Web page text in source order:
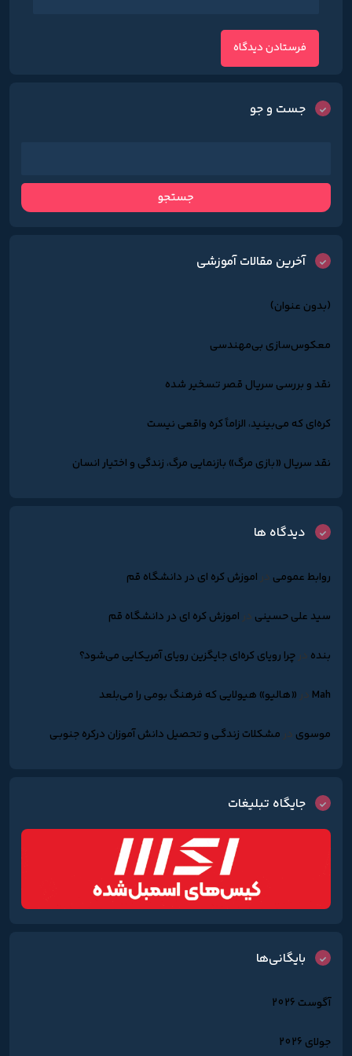
جست و جو
آخرین مقالات آموزشی
(بدون عنوان)
معکوس‌سازی بی‌مهندسی
نقد و بررسی سریال قصر تسخیر شده
کره‌ای که می‌بینید، الزاماً کره واقعی نیست
نقد سریال «بازی مرگ» بازنمایی مرگ، زندگی و اختیار انسان
دیدگاه ها
روابط عمومی دراموزش کره ای در دانشگاه قم
سید علی حسینی دراموزش کره ای در دانشگاه قم
بنده درچرا رویای کره‌ای جایگزین رویای آمریکایی می‌شود؟
Mah در«هالیو» هیولایی که فرهنگ بومی را می‌بلعد
موسوی درمشکلات زندگـی و تحصیل دانش آموزان درکره جنوبـی
جایگاه تبلیغات
بایگانی‌ها
آگوست 2026
جولای 2026